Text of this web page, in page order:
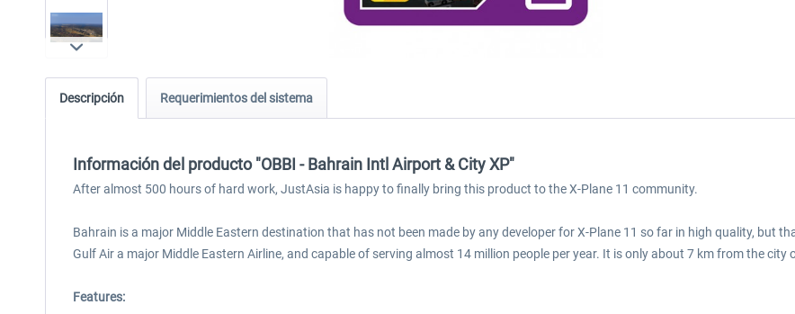
Descripción Requerimientos del sistema
Información del producto "OBBI - Bahrain Intl Airport & City XP"
After almost 500 hours of hard work, JustAsia is happy to finally bring this product to the X-Plane 11 community.
Bahrain is a major Middle Eastern destination that has not been made by any developer for X-Plane 11 so far in high quality, but
Gulf Air a major Middle Eastern Airline, and capable of serving almost 14 million people per year. It is only about 7 km from the
Features: